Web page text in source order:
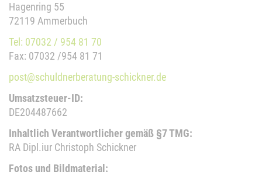
Hagenring 55
72119 Ammerbuch
Tel: 07032 / 954 81 70
Fax: 07032 /954 81 71
post@schuldnerberatung-schickner.de
Umsatzsteuer-ID:
DE204487662
Inhaltlich Verantwortlicher gemäß §7 TMG:
RA Dipl.iur Christoph Schickner
Fotos und Bildmaterial: